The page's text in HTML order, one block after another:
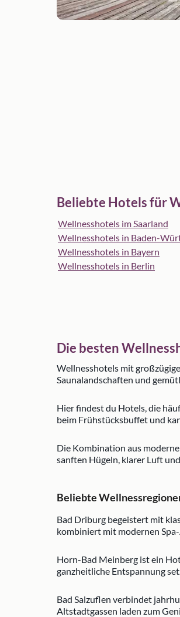
Beliebte Hotels für
Wellnesshotels im Saarland
Wellnesshotels in Baden-
Wellnesshotels in Bayern
Wellnesshotels in Berlin
Die besten
Wellnesshotels mit
Saunalandschaften und
Hier findest du Hotels, die
beim Frühstücksbuffet und
Die Kombination aus
sanften Hügeln, klarer Luft
Beliebte
Bad Driburg begeistert mit
kombiniert mit modernen
Horn-Bad Meinberg ist ein
ganzheitliche Entspannung
Bad Salzuflen verbindet
Altstadtgassen laden zum